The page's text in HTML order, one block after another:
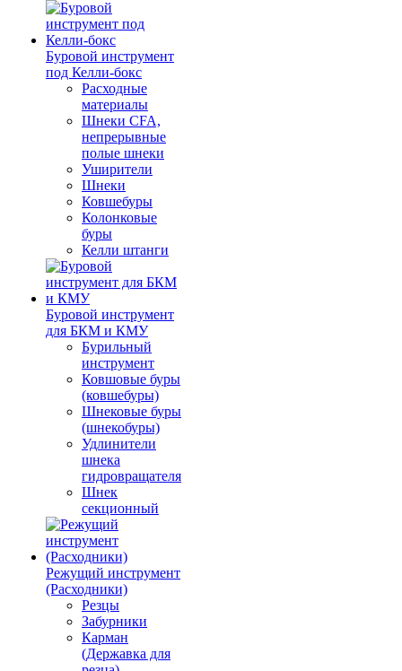
Буровой инструмент
под Келли-бокс
Расходные
материалы
Шнеки CFA,
непрерывные
полые шнеки
Уширители
Шнеки
Ковшебуры
Колонковые
буры
Келли штанги
Буровой инструмент
для БКМ и КМУ
Бурильный
инструмент
Ковшовые буры
(ковшебуры)
Шнековые буры
(шнекобуры)
Удлинители
шнека
гидровращателя
Шнек
секционный
Режущий инструмент
(Расходники)
Резцы
Забурники
Карман
(Державка для